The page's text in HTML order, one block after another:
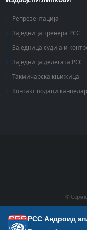
Репрезентација
Заједница тренера РСС
Заједница судија и
Заједница делегата РСС
Такмичарска књижица
Контакт подаци
©
Почетна
РСС Андроид